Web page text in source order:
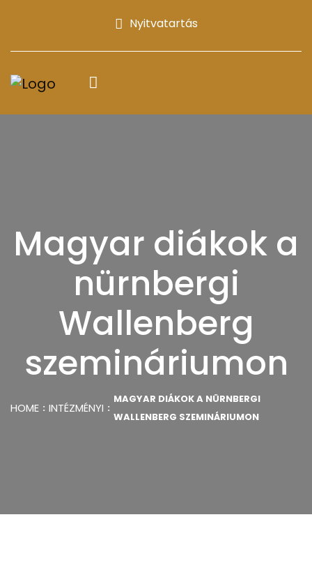
Nyitvatartás
Magyar diákok a
nürnbergi
Wallenberg
szemináriumon
HOME INTÉZMÉNYI
MAGYAR DIÁKOK A NÜRNBERGI
WALLENBERG SZEMINÁRIUMON